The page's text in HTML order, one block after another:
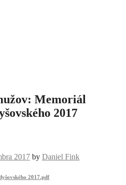
Memoriál
2017
2017 by Daniel Fink
2017.pdf